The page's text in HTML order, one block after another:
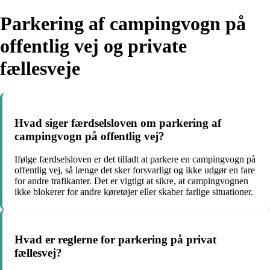
Parkering af campingvogn på
offentlig vej og private
fællesveje
Hvad siger færdselsloven om parkering af
campingvogn på offentlig vej?
Ifølge færdselsloven er det tilladt at parkere en campingvogn på
offentlig vej, så længe det sker forsvarligt og ikke udgør en fare
for andre trafikanter. Det er vigtigt at sikre, at campingvognen
ikke blokerer for andre køretøjer eller skaber farlige situationer.
Hvad er reglerne for parkering på privat
fællesvej?